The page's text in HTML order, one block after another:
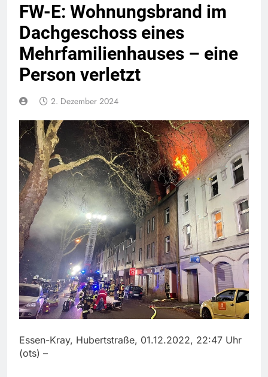
FW-E: Wohnungsbrand im
Dachgeschoss eines
Mehrfamilienhauses – eine
Person verletzt
2. Dezember 2024
Essen-Kray, Hubertstraße, 01.12.2022, 22:47 Uhr
(ots) –